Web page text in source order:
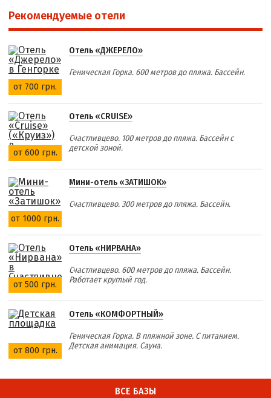
Рекомендуемые отели
от 700 грн.
Отель «ДЖЕРЕЛО»
Геническая Горка. 600 метров до пляжа. Бассейн.
от 600 грн.
Отель «CRUISE»
Счастливцево. 100 метров до пляжа. Бассейн с
детской зоной.
от 1000 грн.
Мини-отель «ЗАТИШОК»
Счастливцево. 300 метров до пляжа. Бассейн.
от 500 грн.
Отель «НИРВАНА»
Счастливцево. 600 метров до пляжа. Бассейн.
Работает круглый год.
от 800 грн.
Отель «КОМФОРТНЫЙ»
Геническая Горка. В пляжной зоне. С питанием.
Детская анимация. Сауна.
ВСЕ БАЗЫ